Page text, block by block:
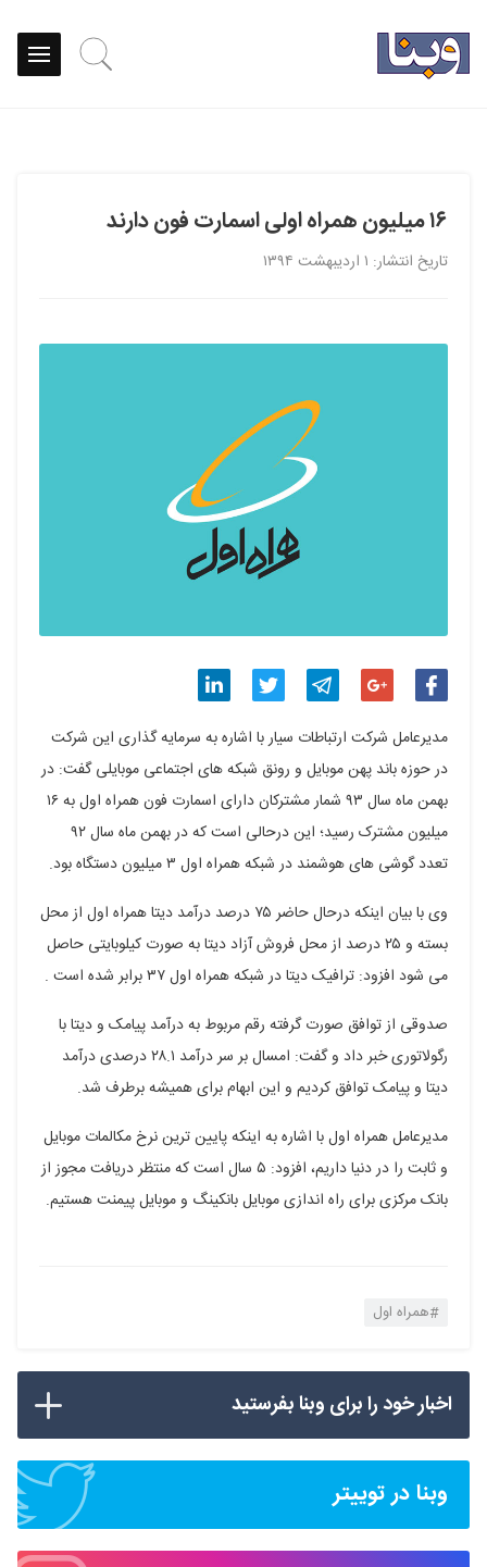
۱۶ میلیون همراه اولی اسمارت فون دارند
تاریخ انتشار: ۱ اردیبهشت ۱۳۹۴
گذاری
در
فیسبوک
گذاری
در
گوگل
گذاری
در
تلگرام
گذاری
در
توییتر
گذاری
در
لینکدین
مدیرعامل شرکت ارتباطات سیار با اشاره به سرمایه گذاری این شرکت
در حوزه باند پهن موبایل و رونق شبکه های اجتماعی موبایلی گفت: در
بهمن ماه سال ۹۳ شمار مشترکان دارای اسمارت فون همراه اول به ۱۶
میلیون مشترک رسید؛ این درحالی است که در بهمن ماه سال ۹۲
تعدد گوشی های هوشمند در شبکه همراه اول ۳ میلیون دستگاه بود.
وی با بیان اینکه درحال حاضر ۷۵ درصد درآمد دیتا همراه اول از محل
بسته و ۲۵ درصد از محل فروش آزاد دیتا به صورت کیلوبایتی حاصل
می شود افزود: ترافیک دیتا در شبکه همراه اول ۳۷ برابر شده است .
صدوقی از توافق صورت گرفته رقم مربوط به درآمد پیامک و دیتا با
رگولاتوری خبر داد و گفت: امسال بر سر درآمد ۲۸.۱ درصدی درآمد
دیتا و پیامک توافق کردیم و این ابهام برای همیشه برطرف شد.
مدیرعامل همراه اول با اشاره به اینکه پایین ترین نرخ مکالمات موبایل
و ثابت را در دنیا داریم، افزود: ۵ سال است که منتظر دریافت مجوز از
بانک مرکزی برای راه اندازی موبایل بانکینگ و موبایل پیمنت هستیم.
همراه اول
اخبار خود را برای وبنا بفرستید
وبنا در توییتر